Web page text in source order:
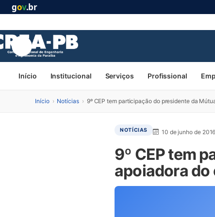
gov.br
Início Institucional Serviços Profissional
Início › Notícias › 9º CEP tem participação do presidente da
NOTÍCIAS 10 de junho de 2016
9º CEP tem
apoiadora do